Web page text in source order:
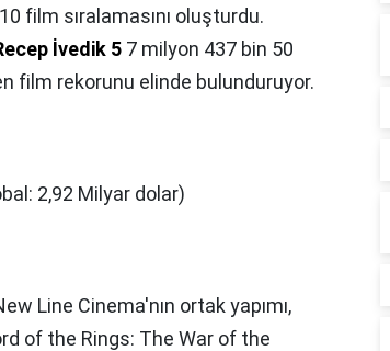
film sıralamasını oluşturdu.
İvedik 5 7 milyon 437 bin 50
film rekorunu elinde bulunduruyor.
2,92 Milyar dolar)
Line Cinema'nın ortak yapımı,
of the Rings: The War of the